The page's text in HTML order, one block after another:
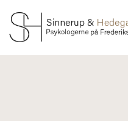
hovedindhold